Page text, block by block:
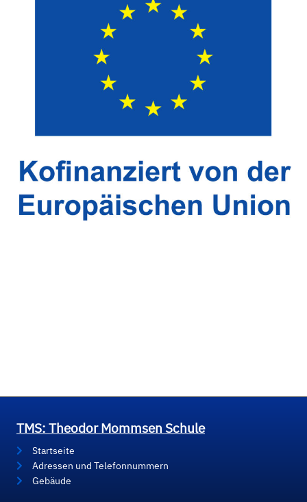
TMS: Theodor Mommsen Schule
Startseite
Adressen und Telefonnummern
Gebäude